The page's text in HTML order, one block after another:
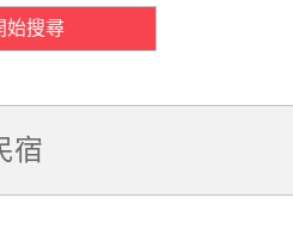
始搜尋
宿